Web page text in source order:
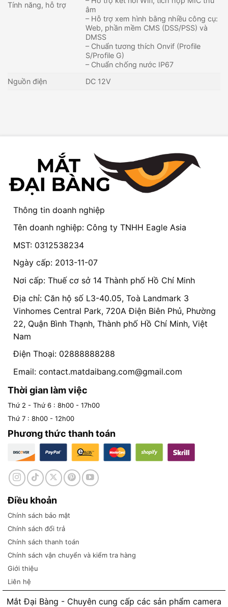
Tính năng, hỗ trợ
âm
– Hỗ trợ xem hình bằng nhiều công cụ:
Web, phần mềm CMS (DSS/PSS) và
DMSS
– Chuẩn tương thích Onvif (Profile
S/Profile G)
– Chuẩn chống nước IP67
Nguồn điện
DC 12V
Thông tin doanh nghiệp
Tên doanh nghiệp: Công ty TNHH Eagle Asia
MST: 0312538234
Ngày cấp: 2013-11-07
Nơi cấp: Thuế cơ sở 14 Thành phố Hồ Chí Minh
Địa chỉ: Căn hộ số L3-40.05, Toà Landmark 3
Vinhomes Central Park, 720A Điện Biên Phủ, Phường
22, Quận Bình Thạnh, Thành phố Hồ Chí Minh, Việt
Nam
Điện Thoại: 02888888288
Email: contact.matdaibang.com@gmail.com
Thời gian làm việc
Thứ 2 - Thứ 6 : 8h00 - 17h00
Thứ 7 : 8h00 - 12h00
Phương thức thanh toán
Điều khoản
Chính sách bảo mật
Chính sách đổi trả
Chính sách thanh toán
Chính sách vận chuyển và kiểm tra hàng
Giới thiệu
Liên hệ
Mắt Đại Bàng - Chuyên cung cấp các sản phẩm camera